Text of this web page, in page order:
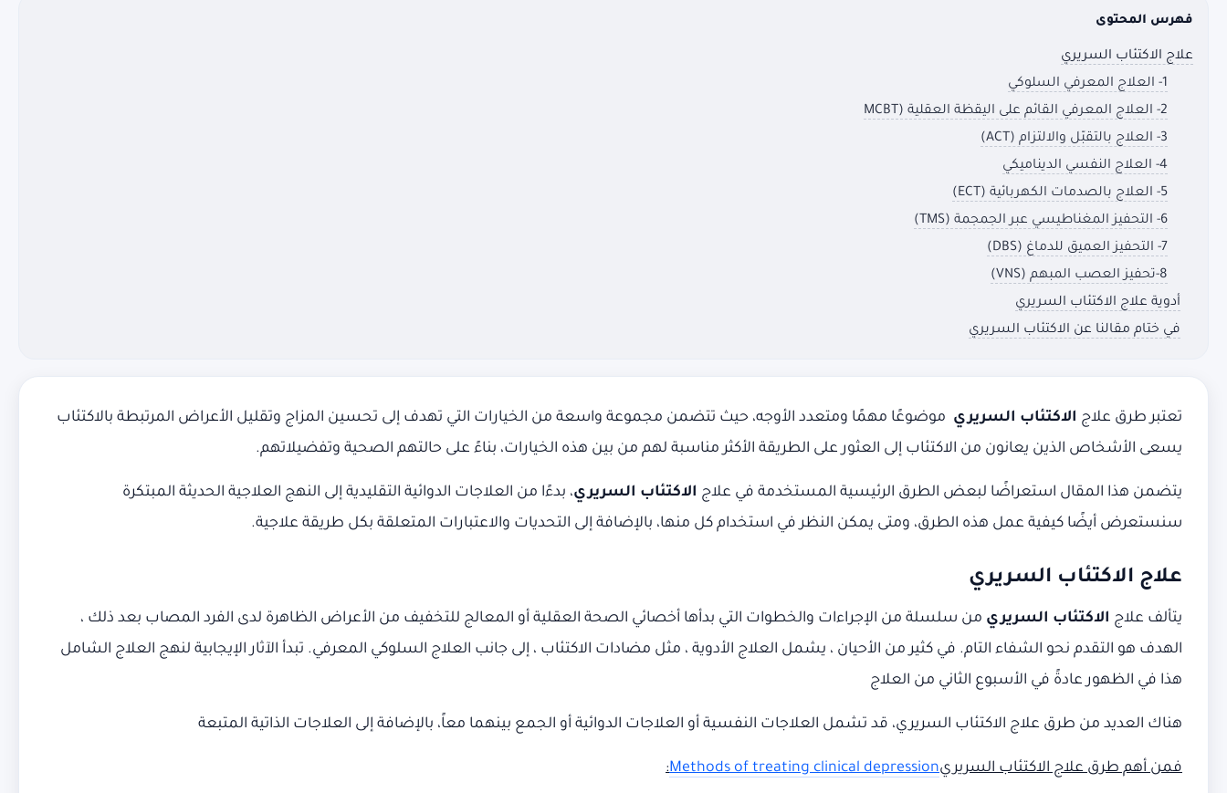
فهرس المحتوى
علاج الاكتئاب السريري
1- العلاج المعرفي السلوكي
2- العلاج المعرفي القائم على اليقظة العقلية (MCBT
3- العلاج بالتقبّل والالتزام (ACT)
4- العلاج النفسي الديناميكي
5- العلاج بالصدمات الكهربائية (ECT)
6- التحفيز المغناطيسي عبر الجمجمة (TMS)
7- التحفيز العميق للدماغ (DBS)
8-تحفيز العصب المبهم (VNS)
أدوية علاج الاكتئاب السريري
في ختام مقالنا عن الاكتئاب السريري
تعتبر طرق علاج الاكتئاب السريري موضوعًا مهمًا ومتعدد الأوجه، حيث تتضمن مجموعة واسعة من الخيارات التي تهدف إلى تحسين المزاج وتقليل الأعراض المرتبطة بالاكتئاب
يسعى الأشخاص الذين يعانون من الاكتئاب إلى العثور على الطريقة الأكثر مناسبة لهم من بين هذه الخيارات، بناءً على حالتهم الصحية وتفضيلاتهم.
يتضمن هذا المقال استعراضًا لبعض الطرق الرئيسية المستخدمة في علاج الاكتئاب السريري، بدءًا من العلاجات الدوائية التقليدية إلى النهج العلاجية الحديثة المبتكرة
سنستعرض أيضًا كيفية عمل هذه الطرق، ومتى يمكن النظر في استخدام كل منها، بالإضافة إلى التحديات والاعتبارات المتعلقة بكل طريقة علاجية.
علاج الاكتئاب السريري
يتألف علاج الاكتئاب السريري من سلسلة من الإجراءات والخطوات التي بدأها أخصائي الصحة العقلية أو المعالج للتخفيف من الأعراض الظاهرة لدى الفرد المصاب بعد ذلك ،
الهدف هو التقدم نحو الشفاء التام. في كثير من الأحيان ، يشمل العلاج الأدوية ، مثل مضادات الاكتئاب ، إلى جانب العلاج السلوكي المعرفي. تبدأ الآثار الإيجابية لنهج العلاج الشامل
هذا في الظهور عادةً في الأسبوع الثاني من العلاج
هناك العديد من طرق علاج الاكتئاب السريري، قد تشمل العلاجات النفسية أو العلاجات الدوائية أو الجمع بينهما معاً، بالإضافة إلى العلاجات الذاتية المتبعة
فمن أهم طرق علاج الاكتئاب السريريMethods of treating clinical depression
: